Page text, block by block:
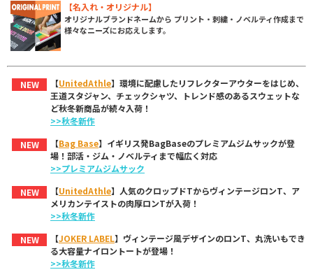
【名入れ・オリジナル】
オリジナルブランドネームから プリント・刺繍・ノベルティ作成まで
様々なニーズにお応えします。
NEW 【UnitedAthle】環境に配慮したリフレクターアウターをはじめ、
王道スタジャン、チェックシャツ、トレンド感のあるスウェットな
ど秋冬新商品が続々入荷！
>>秋冬新作
NEW
【Bag Base】イギリス発BagBaseのプレミアムジムサックが登
場！部活・ジム・ノベルティまで幅広く対応
>>プレミアムジムサック
NEW
【UnitedAthle】人気のクロップドTからヴィンテージロンT、ア
メリカンテイストの肉厚ロンTが入荷！
>>秋冬新作
NEW
【JOKER LABEL】ヴィンテージ風デザインのロンT、丸洗いもでき
る大容量ナイロントートが登場！
>>秋冬新作